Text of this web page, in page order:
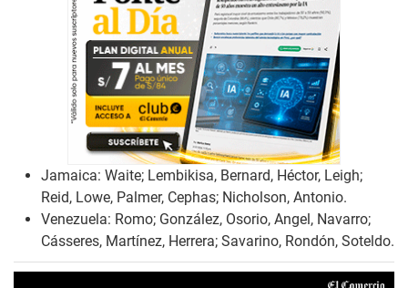
Jamaica: Waite; Lembikisa, Bernard, Héctor, Leigh;
Reid, Lowe, Palmer, Cephas; Nicholson, Antonio.
Venezuela: Romo; González, Osorio, Angel, Navarro;
Cásseres, Martínez, Herrera; Savarino, Rondón, Soteldo.